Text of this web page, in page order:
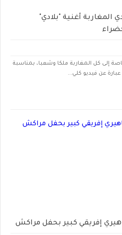
المغاربة أغنية "بلادي"
إلى كل المغاربة ملكا وشعبا، بمناسبة
إفريقي كبير بحفل مراكش